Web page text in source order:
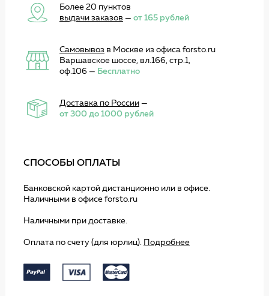
Более 20 пунктов
выдачи заказов — от 165 рублей
Самовывоз в Москве из офиса forsto.ru
Варшавское шоссе, вл.166, стр.1,
оф.106 — Бесплатно
Доставка по России—
от 300 до 1000 рублей
СПОСОБЫ ОПЛАТЫ
Банковской картой дистанционно или в офисе.
Наличными в офисе forsto.ru
Наличными при доставке.
Оплата по счету (для юрлиц). Подробнее